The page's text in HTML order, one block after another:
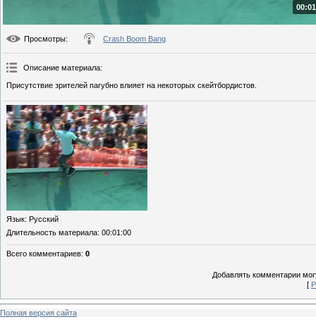
Просмотры: Crash Boom Bang
Описание материала:
Присутствие зрителей пагубно влияет на некоторых скейтбордистов.
Язык: Русский
Длительность материала: 00:01:00
Всего комментариев: 0
Добавлять комментарии
[
Полная версия сайта